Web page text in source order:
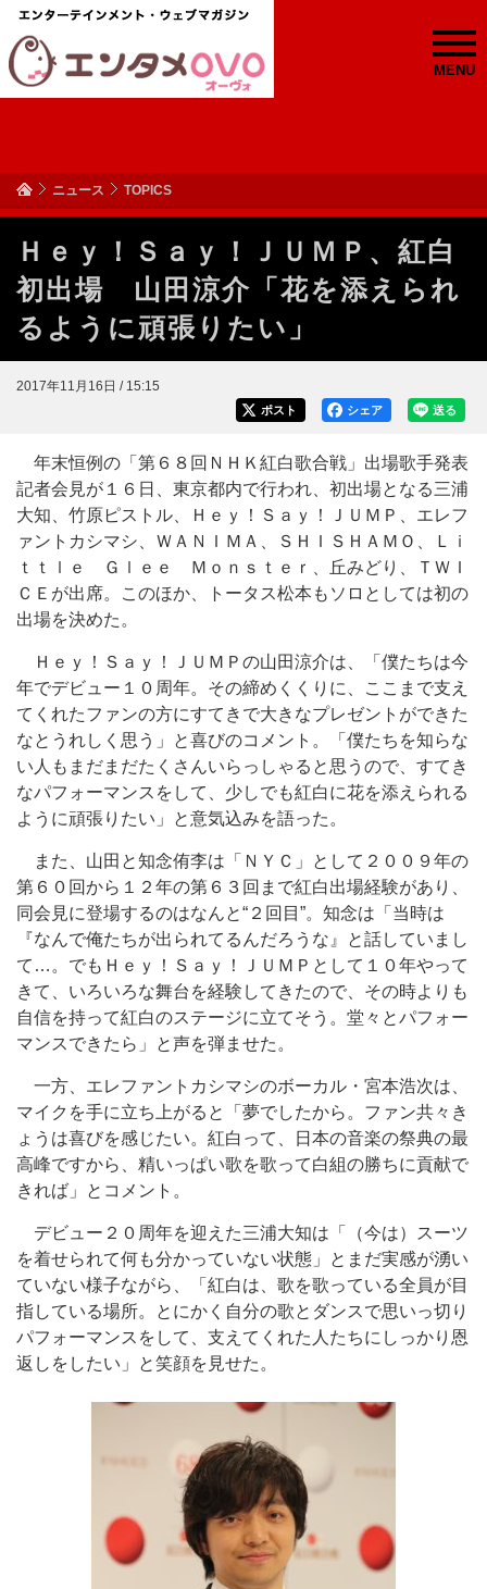
MENU
ニュース TOPICS
Ｈｅｙ！Ｓａｙ！ＪＵＭＰ、紅白
初出場 山田涼介「花を添えられ
るように頑張りたい」
2017年11月16日 / 15:15
送る
シェア
ポスト
年末恒例の「第６８回ＮＨＫ紅白歌合戦」出場歌手発表
記者会見が１６日、東京都内で行われ、初出場となる三浦
大知、竹原ピストル、Ｈｅｙ！Ｓａｙ！ＪＵＭＰ、エレフ
ァントカシマシ、ＷＡＮＩＭＡ、ＳＨＩＳＨＡＭＯ、Ｌｉ
ｔｔｌｅ Ｇｌｅｅ Ｍｏｎｓｔｅｒ、丘みどり、ＴＷＩ
ＣＥが出席。このほか、トータス松本もソロとしては初の
出場を決めた。
Ｈｅｙ！Ｓａｙ！ＪＵＭＰの山田涼介は、「僕たちは今
年でデビュー１０周年。その締めくくりに、ここまで支え
てくれたファンの方にすてきで大きなプレゼントができた
なとうれしく思う」と喜びのコメント。「僕たちを知らな
い人もまだまだたくさんいらっしゃると思うので、すてき
なパフォーマンスをして、少しでも紅白に花を添えられる
ように頑張りたい」と意気込みを語った。
また、山田と知念侑李は「ＮＹＣ」として２００９年の
第６０回から１２年の第６３回まで紅白出場経験があり、
同会見に登場するのはなんと“２回目”。知念は「当時は
『なんで俺たちが出られてるんだろうな』と話していまし
て…。でもＨｅｙ！Ｓａｙ！ＪＵＭＰとして１０年やって
きて、いろいろな舞台を経験してきたので、その時よりも
自信を持って紅白のステージに立てそう。堂々とパフォー
マンスできたら」と声を弾ませた。
一方、エレファントカシマシのボーカル・宮本浩次は、
マイクを手に立ち上がると「夢でしたから。ファン共々き
ょうは喜びを感じたい。紅白って、日本の音楽の祭典の最
高峰ですから、精いっぱい歌を歌って白組の勝ちに貢献で
きれば」とコメント。
デビュー２０周年を迎えた三浦大知は「（今は）スーツ
を着せられて何も分かっていない状態」とまだ実感が湧い
ていない様子ながら、「紅白は、歌を歌っている全員が目
指している場所。とにかく自分の歌とダンスで思いっ切り
パフォーマンスをして、支えてくれた人たちにしっかり恩
返しをしたい」と笑顔を見せた。